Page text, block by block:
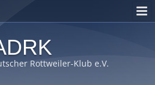
Rottweiler-Klub e.V.